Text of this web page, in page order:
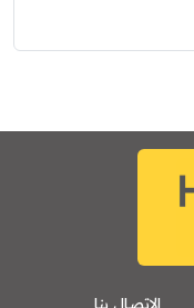
الإتصال بنا